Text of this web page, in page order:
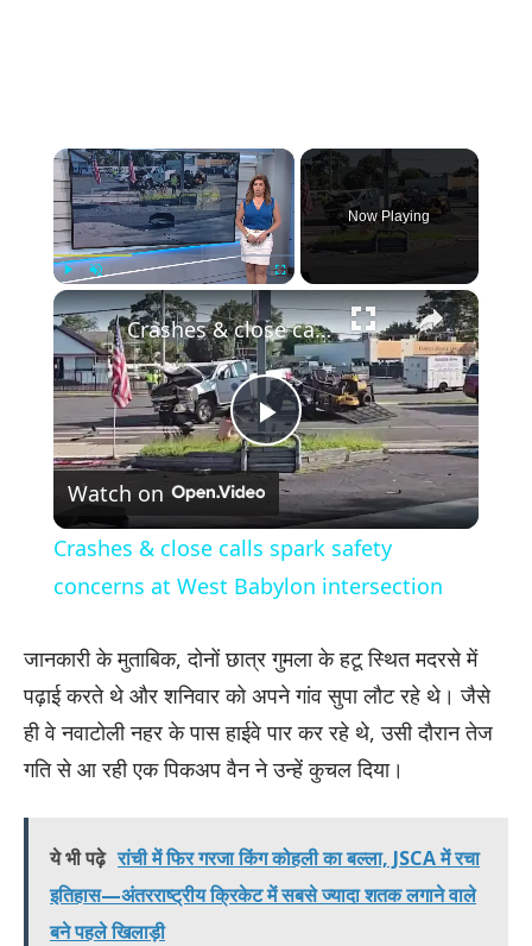
×
Play Unmute Fullscreen
Now Playing
×
Play
Video
Crashes & close calls spark safety concerns at West Babylon intersection
Watch on
Crashes & close calls spark safety
concerns at West Babylon intersection
जानकारी के मुताबिक, दोनों छात्र गुमला के हटू स्थित मदरसे में
पढ़ाई करते थे और शनिवार को अपने गांव सुपा लौट रहे थे। जैसे
ही वे नवाटोली नहर के पास हाईवे पार कर रहे थे, उसी दौरान तेज
गति से आ रही एक पिकअप वैन ने उन्हें कुचल दिया।
ये भी पढ़े रांची में फिर गरजा किंग कोहली का बल्ला, JSCA में रचा
इतिहास—अंतरराष्ट्रीय क्रिकेट में सबसे ज्यादा शतक लगाने वाले
बने पहले खिलाड़ी